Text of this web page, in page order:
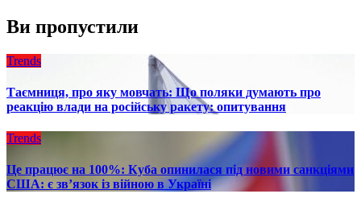
Ви пропустили
Trends
Таємниця, про яку мовчать: Що поляки думають про
реакцію влади на російську ракету: опитування
Trends
Це працює на 100%: Куба опинилася під новими санкціями
США: є зв’язок із війною в Україні